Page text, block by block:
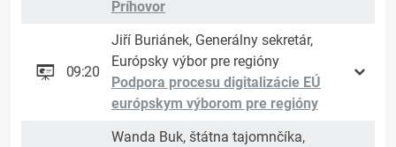
Príhovor
09:20
Jiří Buriánek, Generálny sekretár,
Európsky výbor pre regióny
Podpora procesu digitalizácie EÚ
európskym výborom pre regióny
Wanda Buk, štátna tajomnčíka,